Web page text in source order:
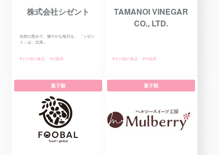
株式会社シゼント
自然の恵みで、健やかな毎日を。 「シゼン
ト」は、北海...
#その他の食品 #大阪府
TAMANOI VINEGAR
CO., LTD.
#その他の食品 #大阪府
菓子類 菓子類